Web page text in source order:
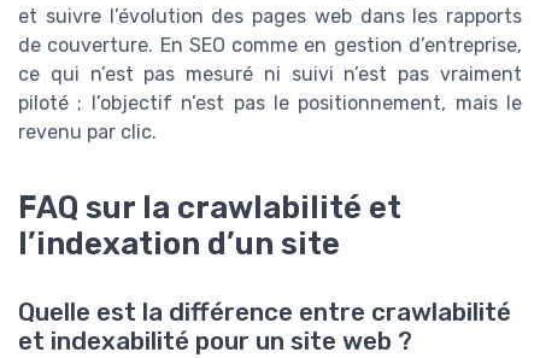
et suivre l’évolution des pages web dans les rapports
de couverture. En SEO comme en gestion d’entreprise,
ce qui n’est pas mesuré ni suivi n’est pas vraiment
piloté ; l’objectif n’est pas le positionnement, mais le
revenu par clic.
FAQ sur la crawlabilité et
l’indexation d’un site
Quelle est la différence entre crawlabilité
et indexabilité pour un site web ?